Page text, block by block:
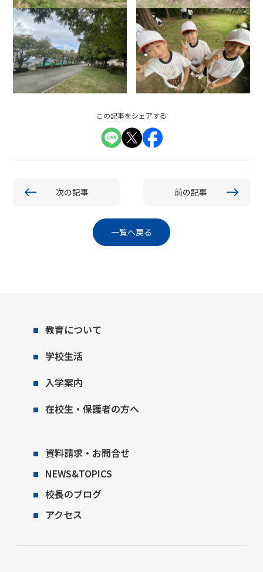
この記事をシェアする
次の記事 前の記事
一覧へ戻る
教育について
学校生活
入学案内
在校生・保護者の方へ
資料請求・お問合せ
NEWS&TOPICS
校長のブログ
アクセス